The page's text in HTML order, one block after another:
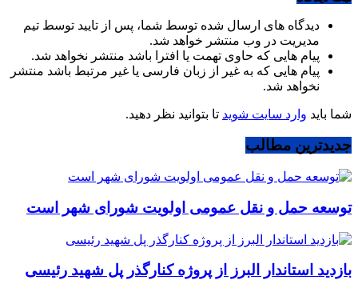
دیدگاه های ارسال شده توسط شما، پس از تایید توسط تیم
مدیریت در وب منتشر خواهد شد.
پیام هایی که حاوی تهمت یا افترا باشد منتشر نخواهد شد.
پیام هایی که به غیر از زبان فارسی یا غیر مرتبط باشد منتشر
نخواهد شد.
شما باید وارد سایت شوید تا بتوانید نظر دهید.
جدیدترین مطالب
توسعه حمل و نقل عمومی اولویت شورای شهر است
بازدید استاندار البرز از پروژه کنارگذر پل شهید رئیسی